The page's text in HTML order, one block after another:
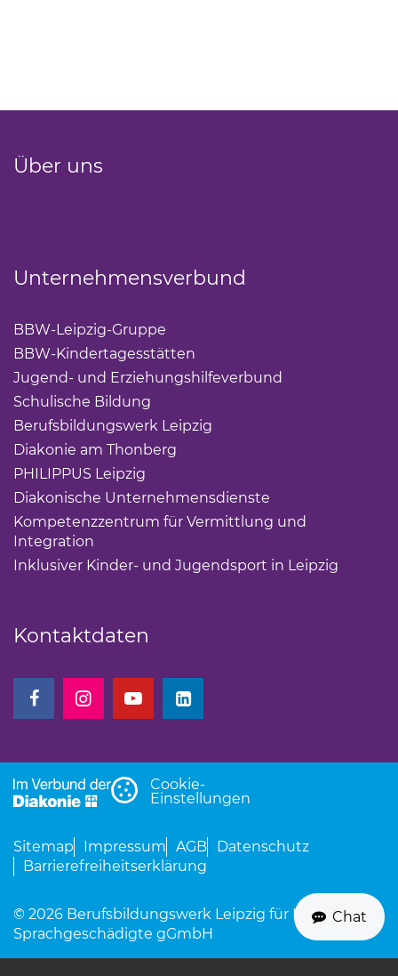
Chat
Über uns
Unternehmensverbund
BBW-Leipzig-Gruppe
BBW-Kindertagesstätten
Jugend- und Erziehungshilfeverbund
Schulische Bildung
Berufsbildungswerk Leipzig
Diakonie am Thonberg
PHILIPPUS Leipzig
Diakonische Unternehmensdienste
Kompetenzzentrum für Vermittlung und
Integration
Inklusiver Kinder- und Jugendsport in Leipzig
Kontaktdaten
(Link öffnet einen neuen Tab)
(Link öffnet einen neuen Tab)
(Link öffnet einen neuen Tab)
(Link öffnet einen neuen Tab)
Cookie-
Einstellungen
Sitemap Impressum AGB
Datenschutz
Barrierefreiheitserklärung
© 2026 Berufsbildungswerk Leipzig für Hör- und
Sprachgeschädigte gGmbH